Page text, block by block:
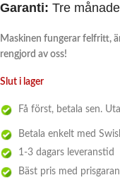
Garanti: Tre
Maskinen fungerar felfritt,
rengjord av oss!
Slut i lager
Få först, betala sen.
Betala enkelt med
1-3 dagars leveranstid
Bäst pris med